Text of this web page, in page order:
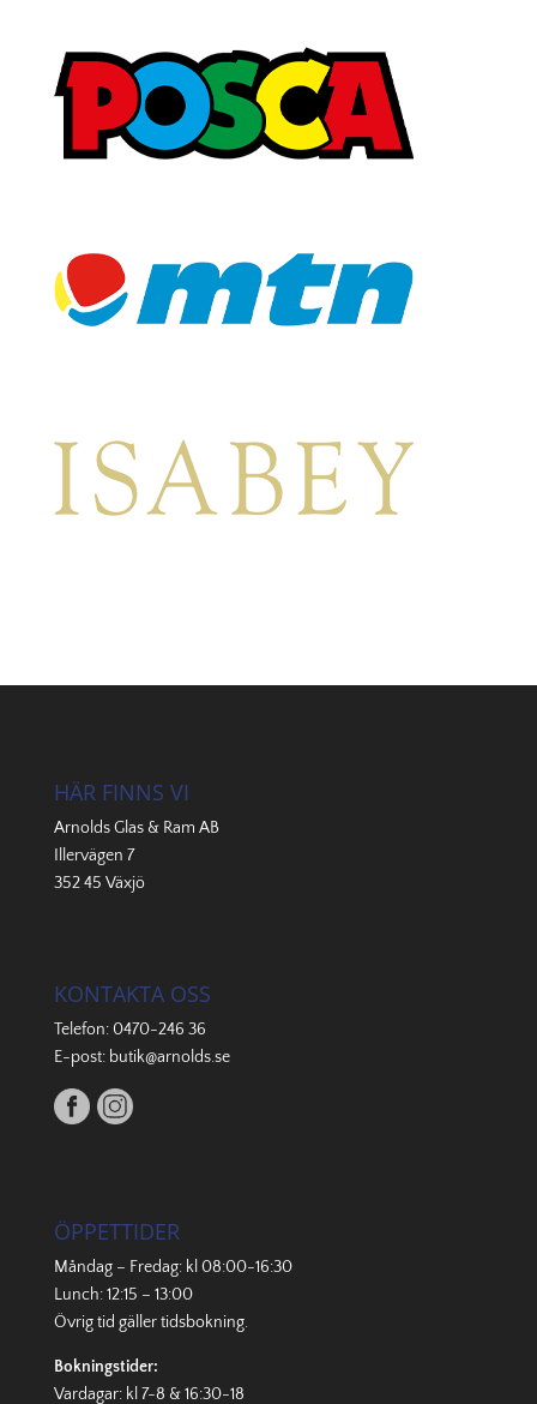
HÄR FINNS VI
Arnolds Glas & Ram AB
Illervägen 7
352 45 Växjö
KONTAKTA OSS
Telefon:0470-246 36
E-post: butik@arnolds.se
ÖPPETTIDER
Måndag – Fredag: kl 08:00-16:30
Lunch: 12:15 – 13:00
Övrig tid gällertidsbokning.
Bokningstider:
Vardagar: kl 7-8 & 16:30-18